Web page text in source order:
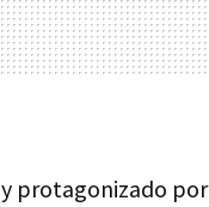
y protagonizado por